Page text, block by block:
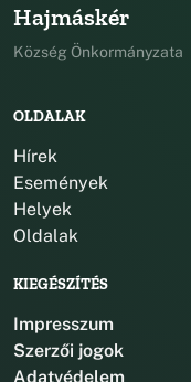
Hajmáskér
Község Önkormányzata
OLDALAK
Hírek
Események
Helyek
Oldalak
KIEGÉSZÍTÉS
Impresszum
Szerzői jogok
Adatvédelem